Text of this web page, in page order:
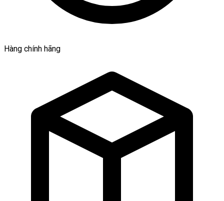
Hàng chính hãng